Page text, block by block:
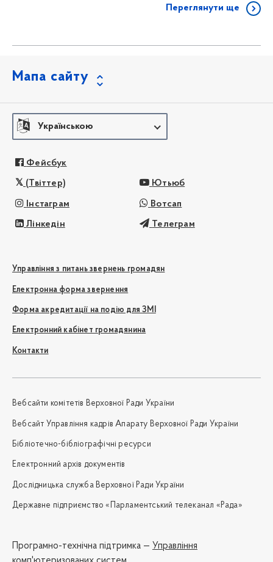
Переглянути ще
Мапа сайту
Українською
Фейсбук
(Твіттер) Ютьюб
Інстаграм Вотсап
Лінкедін Телеграм
Управління з питань звернень громадян
Електронна форма звернення
Форма акредитації на подію для ЗМІ
Електронний кабінет громадянина
Контакти
Вебсайти комітетів Верховної Ради України
Вебсайт Управління кадрів Апарату Верховної Ради України
Бібліотечно-бібліографічні ресурси
Електронний архів документів
Дослідницька служба Верховної Ради України
Державне підприємство «Парламентський телеканал «Рада»
Програмно-технічна підтримка — Управління